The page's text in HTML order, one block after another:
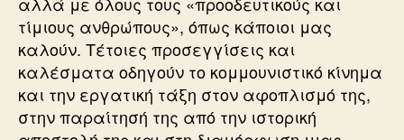
τίμιους ανθρώπους», όπως κάποιοι μας
καλούν. Τέτοιες προσεγγίσεις και
καλέσματα οδηγούν το κομμουνιστικό κίνημα
και την εργατική τάξη στον αφοπλισμό της,
στην παραίτησή της από την ιστορική